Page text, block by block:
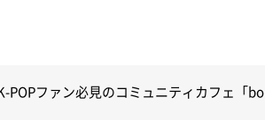
POPファン必見のコミュニティカフェ「